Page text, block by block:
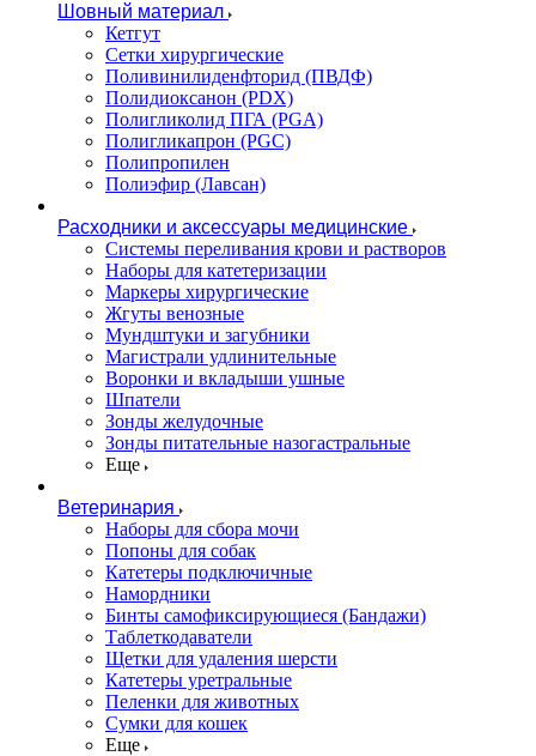
Шовный материал
Кетгут
Сетки хирургические
Поливинилиденфторид (ПВДФ)
Полидиоксанон (PDX)
Полигликолид ПГА (PGA)
Полигликапрон (PGC)
Полипропилен
Полиэфир (Лавсан)
Расходники и аксессуары медицинские
Системы переливания крови и растворов
Наборы для катетеризации
Маркеры хирургические
Жгуты венозные
Мундштуки и загубники
Магистрали удлинительные
Воронки и вкладыши ушные
Шпатели
Зонды желудочные
Зонды питательные назогастральные
Еще
Ветеринария
Наборы для сбора мочи
Попоны для собак
Катетеры подключичные
Намордники
Бинты самофиксирующиеся (Бандажи)
Таблеткодаватели
Щетки для удаления шерсти
Катетеры уретральные
Пеленки для животных
Сумки для кошек
Еще